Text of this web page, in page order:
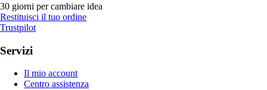
30 giorni per cambiare idea
Restituisci il tuo ordine
Trustpilot
Servizi
Il mio account
Centro assistenza